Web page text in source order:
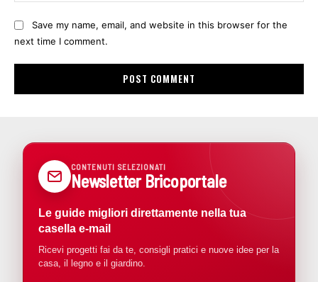
Save my name, email, and website in this browser for the
next time I comment.
CONTENUTI SELEZIONATI
Newsletter Bricoportale
Le guide migliori direttamente nella tua
casella e-mail
Ricevi progetti fai da te, consigli pratici e nuove idee per la
casa, il legno e il giardino.